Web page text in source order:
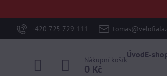
+420 725 729 111
Nákupní košík
0 Kč
ÚvodE-